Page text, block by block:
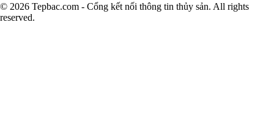
© 2026 Tepbac.com - Cổng kết nối thông tin thủy sản. All rights
reserved.